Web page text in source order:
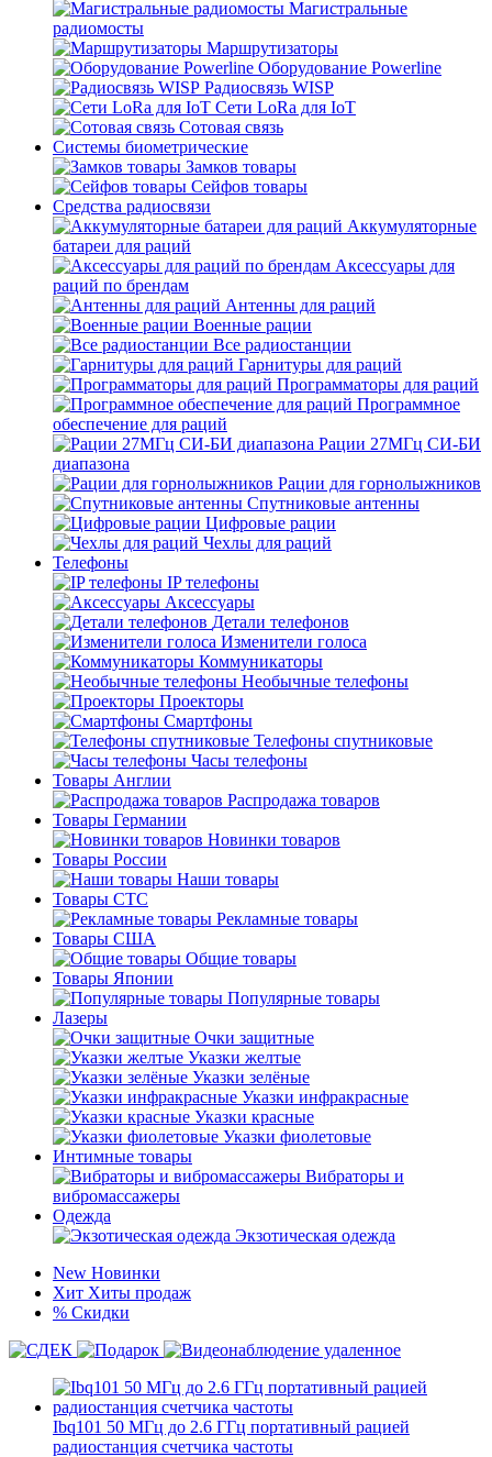
Магистральные
радиомосты
Маршрутизаторы
Оборудование Powerline
Радиосвязь WISP
Сети LoRa для IoT
Сотовая связь
Системы биометрические
Замков товары
Сейфов товары
Средства радиосвязи
Аккумуляторные
батареи для раций
Аксессуары для
раций по брендам
Антенны для раций
Военные рации
Все радиостанции
Гарнитуры для раций
Программаторы для раций
Программное
обеспечение для раций
Рации 27МГц СИ-БИ
диапазона
Рации для горнолыжников
Спутниковые антенны
Цифровые рации
Чехлы для раций
Телефоны
IP телефоны
Аксессуары
Детали телефонов
Изменители голоса
Коммуникаторы
Необычные телефоны
Проекторы
Смартфоны
Телефоны спутниковые
Часы телефоны
Товары Англии
Распродажа товаров
Товары Германии
Новинки товаров
Товары России
Наши товары
Товары СТС
Рекламные товары
Товары США
Общие товары
Товары Японии
Популярные товары
Лазеры
Очки защитные
Указки желтые
Указки зелёные
Указки инфракрасные
Указки красные
Указки фиолетовые
Интимные товары
Вибраторы и
вибромассажеры
Одежда
Экзотическая одежда
New Новинки
Хит Хиты продаж
% Скидки
Ibq101 50 МГц до 2.6 ГГц портативный рацией
радиостанция счетчика частоты